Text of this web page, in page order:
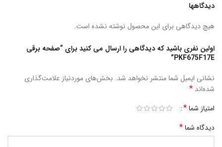
دیدگاهها
هیچ دیدگاهی برای این محصول نوشته نشده است.
اولین نفری باشید که دیدگاهی را ارسال می کنید برای “صفحه برقی
PKF675F17E”
نشانی ایمیل شما منتشر نخواهد شد. بخش‌های موردنیاز علامت‌گذاری
شده‌اند *
امتیاز شما*
دیدگاه شما*